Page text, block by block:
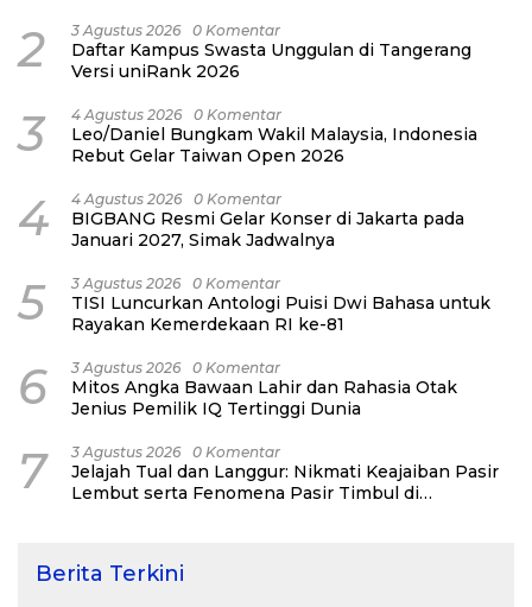
2 3 Agustus 2026 0 Komentar
Daftar Kampus Swasta Unggulan di Tangerang
Versi uniRank 2026
3 4 Agustus 2026 0 Komentar
Leo/Daniel Bungkam Wakil Malaysia, Indonesia
Rebut Gelar Taiwan Open 2026
4 4 Agustus 2026 0 Komentar
BIGBANG Resmi Gelar Konser di Jakarta pada
Januari 2027, Simak Jadwalnya
5 3 Agustus 2026 0 Komentar
TISI Luncurkan Antologi Puisi Dwi Bahasa untuk
Rayakan Kemerdekaan RI ke-81
6 3 Agustus 2026 0 Komentar
Mitos Angka Bawaan Lahir dan Rahasia Otak
Jenius Pemilik IQ Tertinggi Dunia
7 3 Agustus 2026 0 Komentar
Jelajah Tual dan Langgur: Nikmati Keajaiban Pasir
Lembut serta Fenomena Pasir Timbul di
Berita Terkini